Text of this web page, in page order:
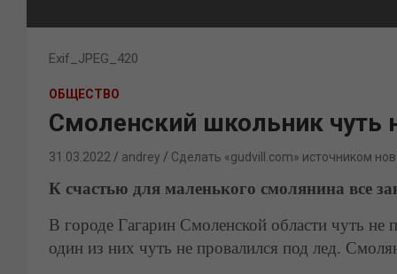
Exif_JPEG_420
ОБЩЕСТВО
Смоленский школьник чуть
31.03.2022 andrey Сделать «gudvill.com» источником
К счастью для маленького смолянина все
В городе Гагарин Смоленской области чуть
один из них чуть не провалился под лед.